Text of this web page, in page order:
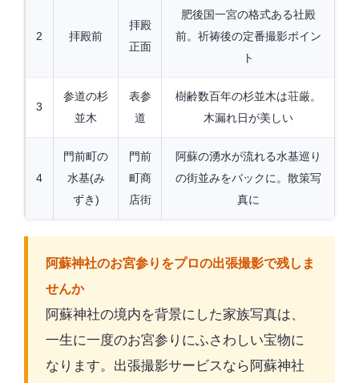
2 拝殿前
拝殿
正面
肥後国一宮の格式ある社殿
前。祈祷後の定番撮影ポイン
ト
3
参道の杉
並木
表参
道
樹齢数百年の杉並木は荘厳。
木漏れ日が美しい
4
門前町の
水基(み
ずき)
門前
町商
店街
阿蘇の湧水が流れる水基巡り
の街並みをバックに。散策写
真に
阿蘇神社のお宮参りをプロの出張撮影で残しま
せんか
阿蘇神社の境内を背景にした家族写真は、
一生に一度のお宮参りにふさわしい宝物に
なります。出張撮影サービスなら阿蘇神社